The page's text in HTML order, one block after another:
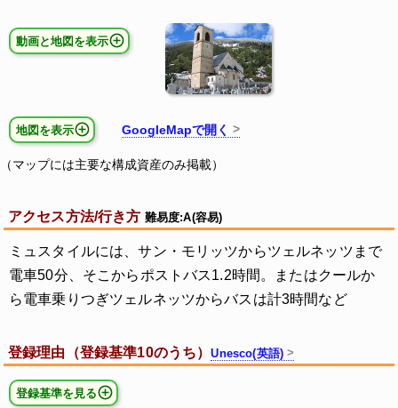
動画と地図を表示
地図を表示 GoogleMapで開く
（マップには主要な構成資産のみ掲載）
アクセス方法/行き方 難易度:A(容易)
ミュスタイルには、サン・モリッツからツェルネッツまで
電車50分、そこからポストバス1.2時間。またはクールか
ら電車乗りつぎツェルネッツからバスは計3時間など
登録理由（登録基準10のうち）Unesco(英語)
登録基準を見る